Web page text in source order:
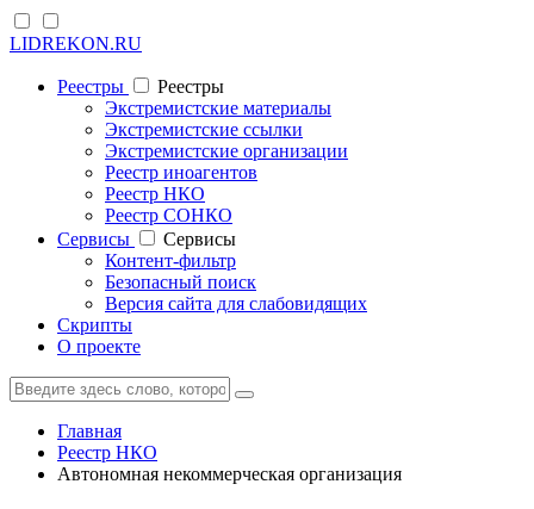
LIDREKON.RU
Реестры
Реестры
Экстремистские материалы
Экстремистские ссылки
Экстремистские организации
Реестр иноагентов
Реестр НКО
Реестр СОНКО
Cервисы
Cервисы
Контент-фильтр
Безопасный поиск
Версия сайта для слабовидящих
Скрипты
О проекте
Главная
Реестр НКО
Автономная некоммерческая организация